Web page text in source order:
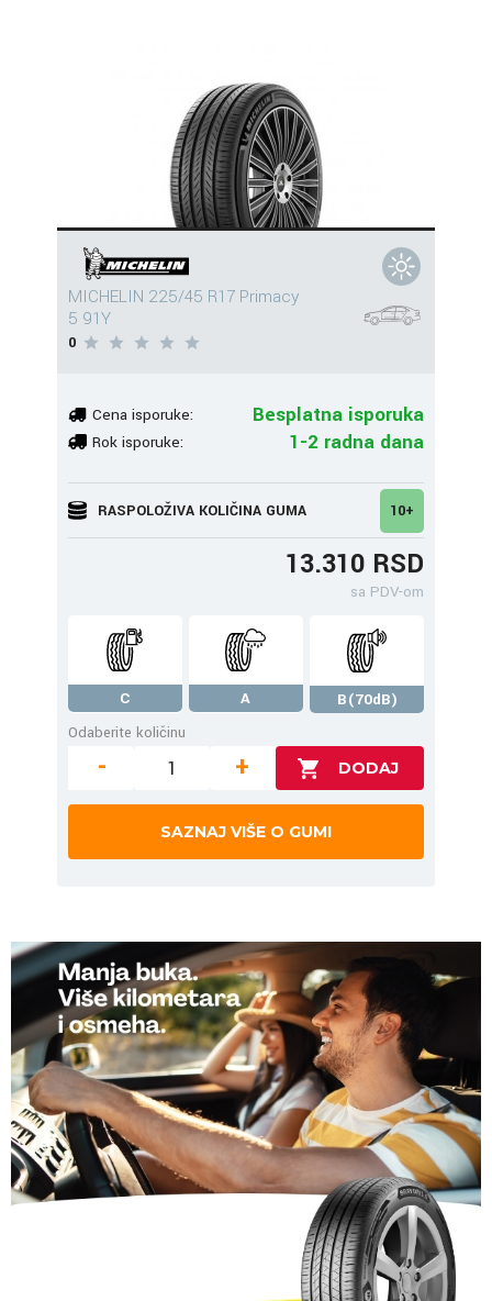
MICHELIN 225/45 R17 Primacy
5 91Y
0
Cena isporuke: Besplatna isporuka
Rok isporuke: 1-2 radna dana
RASPOLOŽIVA KOLIČINA GUMA 10+
13.310 RSD
sa PDV-om
C A
B(70dB)
Odaberite količinu
- +
SAZNAJ VIŠE O GUMI